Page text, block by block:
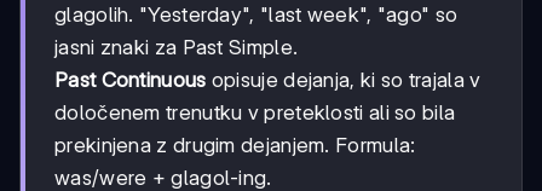
glagolih. "Yesterday", "last week", "ago" so
jasni znaki za Past Simple.
Past Continuous opisuje dejanja, ki so trajala v
določenem trenutku v preteklosti ali so bila
prekinjena z drugim dejanjem. Formula:
was/were + glagol-ing.